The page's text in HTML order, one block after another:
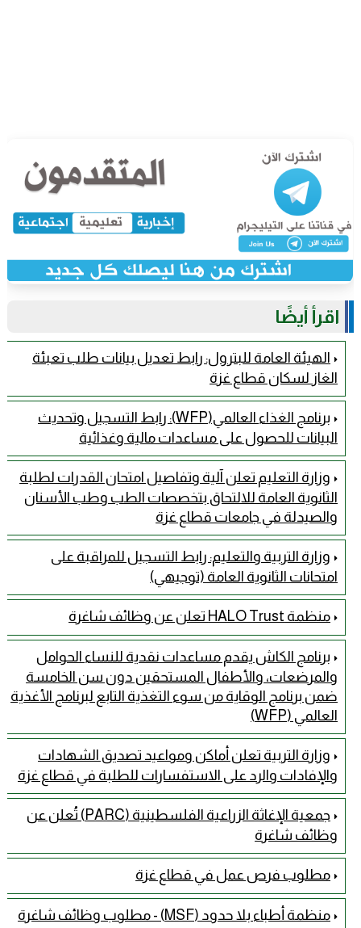
اقرأ أيضًا
الهيئة العامة للبترول: رابط تعديل بيانات طلب تعبئة
الغاز لسكان قطاع غزة
برنامج الغذاء العالمي(WFP): رابط التسجيل وتحديث
البيانات للحصول على مساعدات مالية وغذائية
وزارة التعليم تعلن آلية وتفاصيل امتحان القدرات لطلبة
الثانوية العامة للالتحاق بتخصصات الطب وطب الأسنان
والصيدلة في جامعات قطاع غزة
وزارة التربية والتعليم: رابط التسجيل للمراقبة على
امتحانات الثانوية العامة (توجيهي)
منظمة HALO Trust تعلن عن وظائف شاغرة
برنامج الكاش يقدم مساعدات نقدية للنساء الحوامل
والمرضعات، والأطفال المستحقين دون سن الخامسة
ضمن برنامج الوقاية من سوء التغذية التابع لبرنامج الأغذية
العالمي (WFP)
وزارة التربية تعلن أماكن ومواعيد تصديق الشهادات
والإفادات والرد على الاستفسارات للطلبة في قطاع غزة
جمعية الإغاثة الزراعية الفلسطينية (PARC) تُعلن عن
وظائف شاغرة
مطلوب فرص عمل في قطاع غزة
منظمة أطباء بلا حدود (MSF) - مطلوب وظائف شاغرة